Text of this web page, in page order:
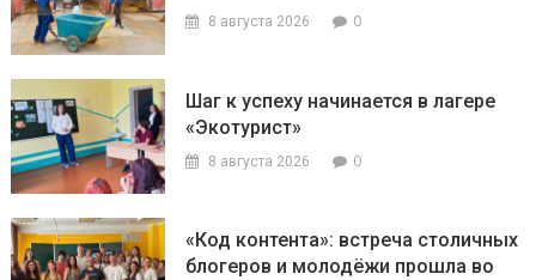
8 августа 2026 0
Шаг к успеху начинается в лагере
«Экотурист»
8 августа 2026 0
«Код контента»: встреча столичных
блогеров и молодёжи прошла во